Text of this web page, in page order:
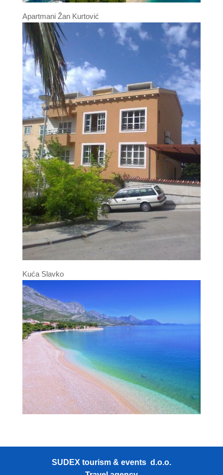
Apartmani Žan Kurtović
Kuća Slavko
SUDEX tourism & events d.o.o.